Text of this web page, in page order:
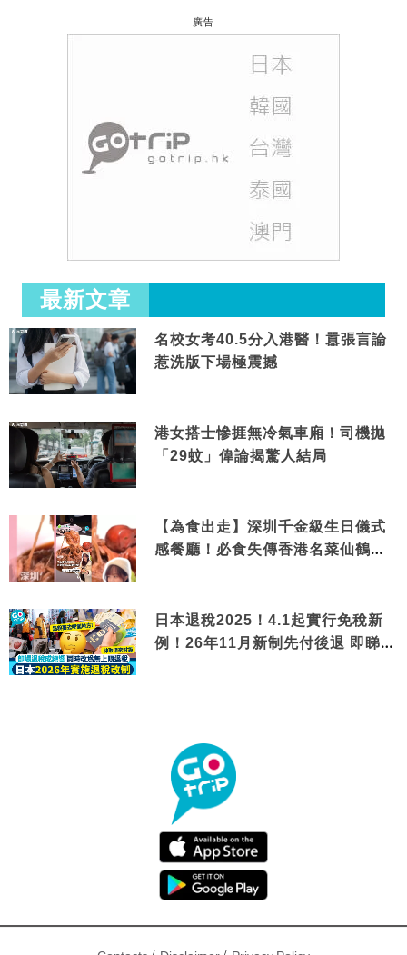
廣告
最新文章
名校女考40.5分入港醫！囂張言論
惹洗版下場極震撼
港女搭士慘捱無冷氣車廂！司機拋
「29蚊」偉論揭驚人結局
【為食出走】深圳千金級生日儀式
感餐廳！必食失傳香港名菜仙鶴神
日本退稅2025！4.1起實行免稅新
例！26年11月新制先付後退 即睇步